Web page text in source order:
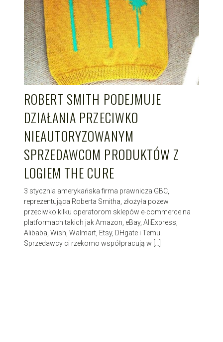
ROBERT SMITH PODEJMUJE
DZIAŁANIA PRZECIWKO
NIEAUTORYZOWANYM
SPRZEDAWCOM PRODUKTÓW Z
LOGIEM THE CURE
3 stycznia amerykańska firma prawnicza GBC,
reprezentująca Roberta Smitha, złożyła pozew
przeciwko kilku operatorom sklepów e-commerce na
platformach takich jak Amazon, eBay, AliExpress,
Alibaba, Wish, Walmart, Etsy, DHgate i Temu.
Sprzedawcy ci rzekomo współpracują w […]